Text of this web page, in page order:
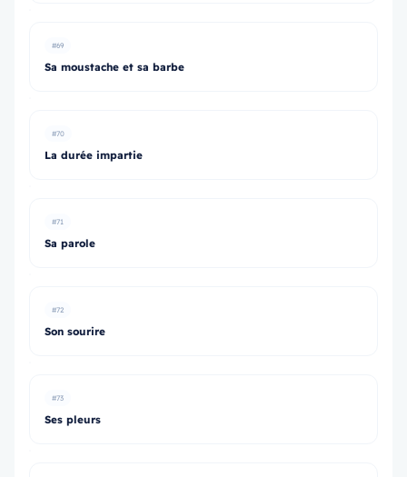
#69
Sa moustache et sa barbe
#70
La durée impartie
#71
Sa parole
#72
Son sourire
#73
Ses pleurs